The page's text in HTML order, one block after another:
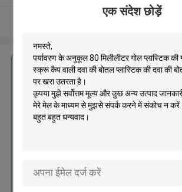
एक संदेश छोड़ें
सबसे उत्तम प्रतिदान प्राप्त
पर्यावरण के अनुकूल 80